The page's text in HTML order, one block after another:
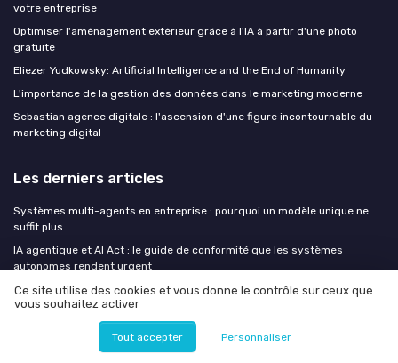
votre entreprise
Optimiser l'aménagement extérieur grâce à l'IA à partir d'une photo
gratuite
Eliezer Yudkowsky: Artificial Intelligence and the End of Humanity
L'importance de la gestion des données dans le marketing moderne
Sebastian agence digitale : l'ascension d'une figure incontournable du
marketing digital
Les derniers articles
Systèmes multi-agents en entreprise : pourquoi un modèle unique ne
suffit plus
IA agentique et AI Act : le guide de conformité que les systèmes
autonomes rendent urgent
L'IA promet du temps et du sens : vos équipes signalent une charge en
hausse
Microsoft Frontier Company : 2,5 milliards et 6 000 experts pour
accélérer vos concurrents
Ce site utilise des cookies et vous donne le contrôle sur ceux que
vous souhaitez activer
Tout accepter Personnaliser